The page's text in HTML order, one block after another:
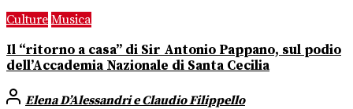
Culture Musica
Il “ritorno a casa” di Sir Antonio Pappano, sul podio
dell’Accademia Nazionale di Santa Cecilia
Elena D’Alessandri e Claudio Filippello